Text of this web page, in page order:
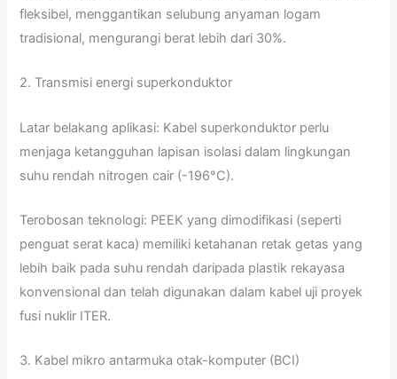
fleksibel, menggantikan selubung anyaman logam
tradisional, mengurangi berat lebih dari 30%.
2. Transmisi energi superkonduktor
Latar belakang aplikasi: Kabel superkonduktor perlu
menjaga ketangguhan lapisan isolasi dalam lingkungan
suhu rendah nitrogen cair (-196°C).
Terobosan teknologi: PEEK yang dimodifikasi (seperti
penguat serat kaca) memiliki ketahanan retak getas yang
lebih baik pada suhu rendah daripada plastik rekayasa
konvensional dan telah digunakan dalam kabel uji proyek
fusi nuklir ITER.
3. Kabel mikro antarmuka otak-komputer (BCI)